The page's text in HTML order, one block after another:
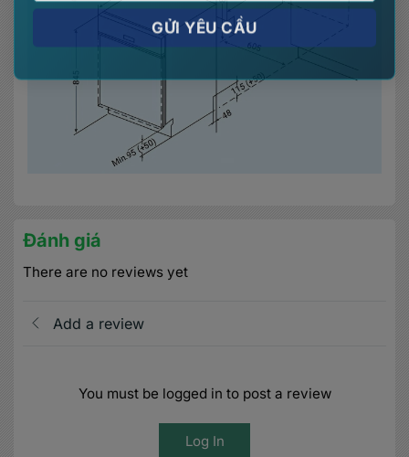
Đánh giá
There are no reviews yet
Add a review
You must be logged in to post a review
Log In